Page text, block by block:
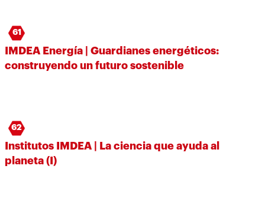
61
IMDEA Energía | Guardianes energéticos:
construyendo un futuro sostenible
62
Institutos IMDEA | La ciencia que ayuda al
planeta (I)